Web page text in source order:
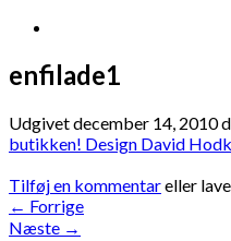
enfilade1
Udgivetdecember 14, 2010
butikken! Design David
Tilføj en kommentareller
← Forrige
Næste →